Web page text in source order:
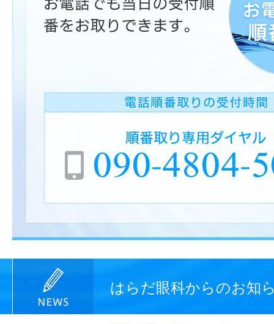
はらだ眼科からのお知